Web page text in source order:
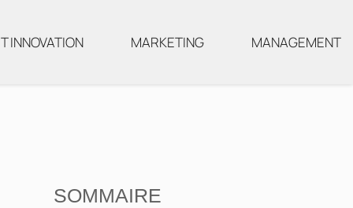
INNOVATION MARKETING MANAGEMENT
SOMMAIRE